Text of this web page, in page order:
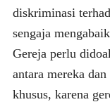
diskriminasi
sengaja
Gereja perlu
antara mereka
khusus, karena